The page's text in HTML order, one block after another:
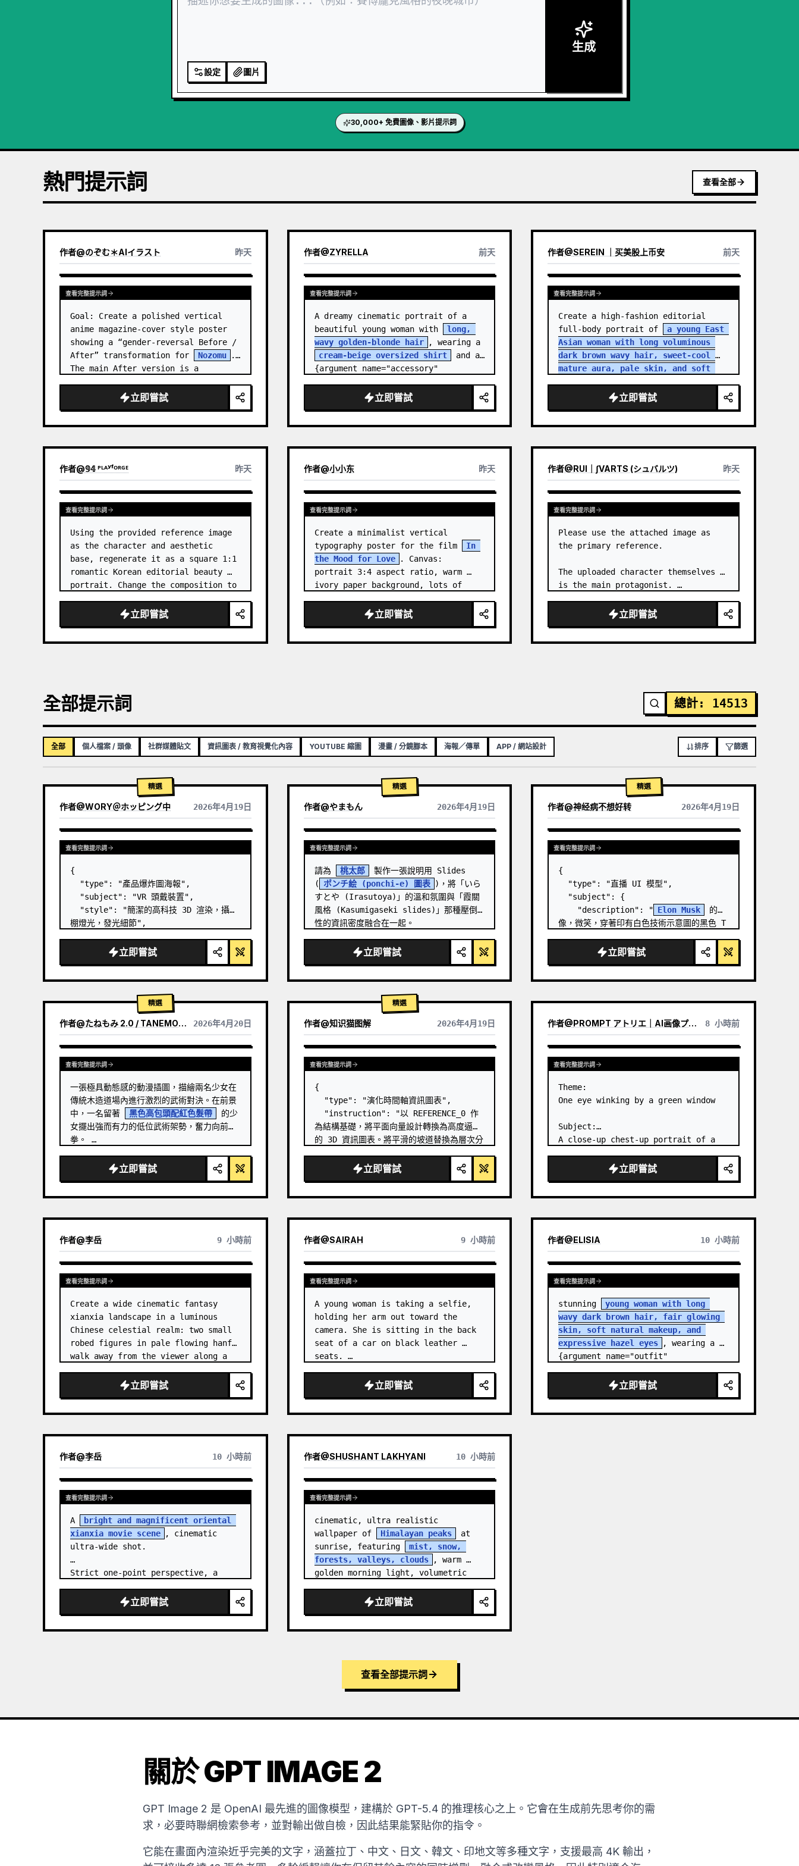
設定 圖片
生成
30,000+ 免費圖像、影片提示詞
熱門提示詞 查看全部
作者@のぞむ＊AIイラスト 昨天
查看完整提示詞
Goal: Create a polished vertical
anime magazine-cover style poster
showing a “gender-reversal Before /
After” transformation for
Nozomu
.
The main After version is a
boy who preserves…
立即嘗試
作者@ZYRELLA 前天
查看完整提示詞
A dreamy cinematic portrait of a
beautiful young woman with
long,
wavy golden-blonde hair
, wearing a
cream-beige oversized shirt
and a
{argument name="accessory"
立即嘗試
作者@SEREIN ｜买美股上币安 前天
查看完整提示詞
Create a high-fashion editorial
full-body portrait of
a young East
Asian woman with long voluminous
dark brown wavy hair, sweet-cool
mature aura, pale skin, and soft
in an aband… 立即嘗試
作者@𝟡𝟜 ᴾᴸᴬʸᶠᴼᴿᴳᴱ 昨天
查看完整提示詞
Using the provided reference image
as the character and aesthetic
base, regenerate it as a square 1:1
romantic Korean editorial beauty
portrait. Change the composition to
the subject facing right, eyes
closed, gently smellin…
立即嘗試
作者@小小东 昨天
查看完整提示詞
Create a minimalist vertical
typography poster for the film
In
the Mood for Love
. Canvas:
portrait 3:4 aspect ratio, warm
ivory paper background, lots of
composition. …立即嘗試
作者@RUI｜∫VARTS (シュバルツ) 昨天
查看完整提示詞
Please use the attached image as
the primary reference.
The uploaded character themselves
is the main protagonist. …
立即嘗試
全部提示詞 總計: 14513
全部 個人檔案 / 頭像 社群媒體貼文 資訊圖表 / 教育視覺化內容 YOUTUBE 縮圖 漫畫 / 分鏡腳本 海報／傳單 APP / 網站設計 排序 篩選
精選
作者@WORY＠ホッピング中 2026年4月19日
查看完整提示詞
{
  "type": "產品爆炸圖海報",
  "subject": "VR 頭戴裝置",
  "style": "簡潔的高科技 3D 渲染，攝影
棚燈光，發光細節",
  "header": {
    "logo": "∞
Meta Quest 3 ",
立即嘗試
精選
作者@やまもん 2026年4月19日
查看其他模型的結果
查看完整提示詞
請為 桃太郎
製作一張說明用 Slides
(
ポンチ絵 (ponchi-e) 圖表 )，將「いら
すとや (Irasutoya)」的溫和氛圍與「霞關
風格 (Kasumigaseki slides)」那種壓倒
性的資訊密度融合在一起。
立即嘗試
精選
作者@神经病不想好转 2026年4月19日
查看完整提示詞
{
  "type": "直播 UI 模型",
  "subject": {
    "description": "
Elon Musk
的肖
像，微笑，穿著印有白色技術示意圖的黑色 T
    "background": "左側顯示帶有
' SPACEX ' 文字的螢幕，右側顯示紅色的
立即嘗試
精選
作者@たねもみ 2.0 / TANEMOMI VER2.0 2026年4月20日
查看完整提示詞
一張極具動態感的動漫插圖，描繪兩名少女在
傳統木造道場內進行激烈的武術對決。在前景
中，一名留著
黑色高包頭配紅色髮帶
的少
女擺出強而有力的低位武術架勢，奮力向前揮
拳。 …
立即嘗試
精選
作者@知识猫图解 2026年4月19日
查看完整提示詞
{
  "type": "演化時間軸資訊圖表",
  "instruction": "以 REFERENCE_0 作
為結構基礎，將平面向量設計轉換為高度逼真
的 3D 資訊圖表。將平滑的坡道替換為層次分
  "style": {
name=\"stairc…
立即嘗試
作者@PROMPT アトリエ｜AI画像プロンプト 8 小時前
查看完整提示詞
Theme:
One eye winking by a green window
Subject:
A close-up chest-up portrait of a
trimmed dress leaning her cheek on
one hand and smiling with one eye
立即嘗試
作者@李岳 9 小時前
查看完整提示詞
Create a wide cinematic fantasy
xianxia landscape in a luminous
Chinese celestial realm: two small
robed figures in pale flowing hanfu
walk away from the viewer along a
enormous ornate palace gate rising
from a mirror-still l…
立即嘗試
作者@SAIRAH 9 小時前
查看完整提示詞
A young woman is taking a selfie,
holding her arm out toward the
camera. She is sitting in the back
seat of a car on black leather
seats. …
立即嘗試
作者@ELISIA 10 小時前
查看完整提示詞
stunning
young woman with long
wavy dark brown hair, fair glowing
skin, soft natural makeup, and
expressive hazel eyes
, wearing a
{argument name="outfit"
red streetwear outfit consisting of
a…
立即嘗試
作者@李岳 10 小時前
查看完整提示詞
A
bright and magnificent oriental
xianxia movie scene
, cinematic
ultra-wide shot.
Strict one-point perspective, a
light golden jade, passing through
the sea of clouds from the bottom…
立即嘗試
作者@SHUSHANT LAKHYANI 10 小時前
查看完整提示詞
cinematic, ultra realistic
wallpaper of
Himalayan peaks
at
sunrise, featuring
mist, snow,
forests, valleys, clouds
, warm
golden morning light, volumetric
立即嘗試
查看全部提示詞
關於 GPT IMAGE 2
GPT Image 2 是 OpenAI 最先進的圖像模型，建構於 GPT-5.4 的推理核心之上。它會在生成前先思考你的需
求，必要時聯網檢索參考，並對輸出做自檢，因此結果能緊貼你的指令。
它能在畫面內渲染近乎完美的文字，涵蓋拉丁、中文、日文、韓文、印地文等多種文字，支援最高 4K 輸出，